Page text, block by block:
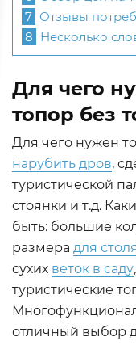
7 Отзывы
8 Несколько
Для чего
топор без
Для чего нужен
нарубить дров,
туристической
стоянки и т.д.
быть: большие
размера для
сухих веток в саду
туристические
отличный выбор